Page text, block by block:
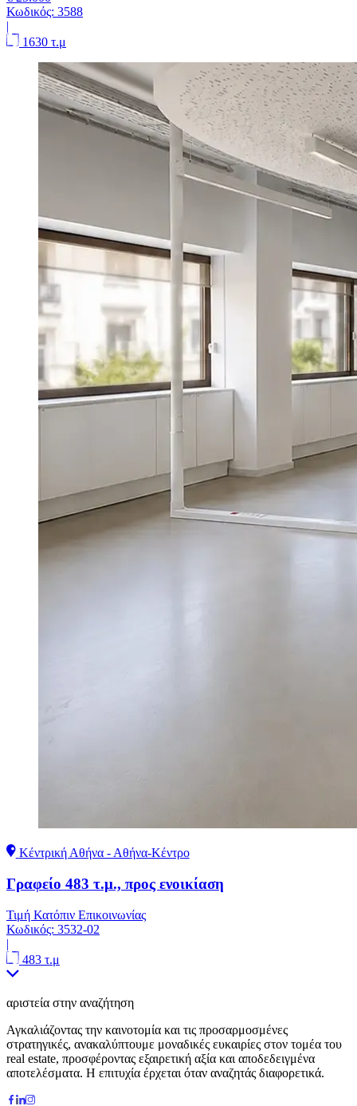
Κωδικός: 3588
|
1630 τ.μ
Κέντρική Αθήνα - Αθήνα-Κέντρο
Γραφείο 483 τ.μ., προς ενοικίαση
Τιμή Κατόπιν Επικοινωνίας
Κωδικός: 3532-02
|
483 τ.μ
αριστεία στην αναζήτηση
Αγκαλιάζοντας την καινοτομία και τις προσαρμοσμένες
στρατηγικές, ανακαλύπτουμε μοναδικές ευκαιρίες στον τομέα του
real estate, προσφέροντας εξαιρετική αξία και αποδεδειγμένα
αποτελέσματα. Η επιτυχία έρχεται όταν αναζητάς διαφορετικά.